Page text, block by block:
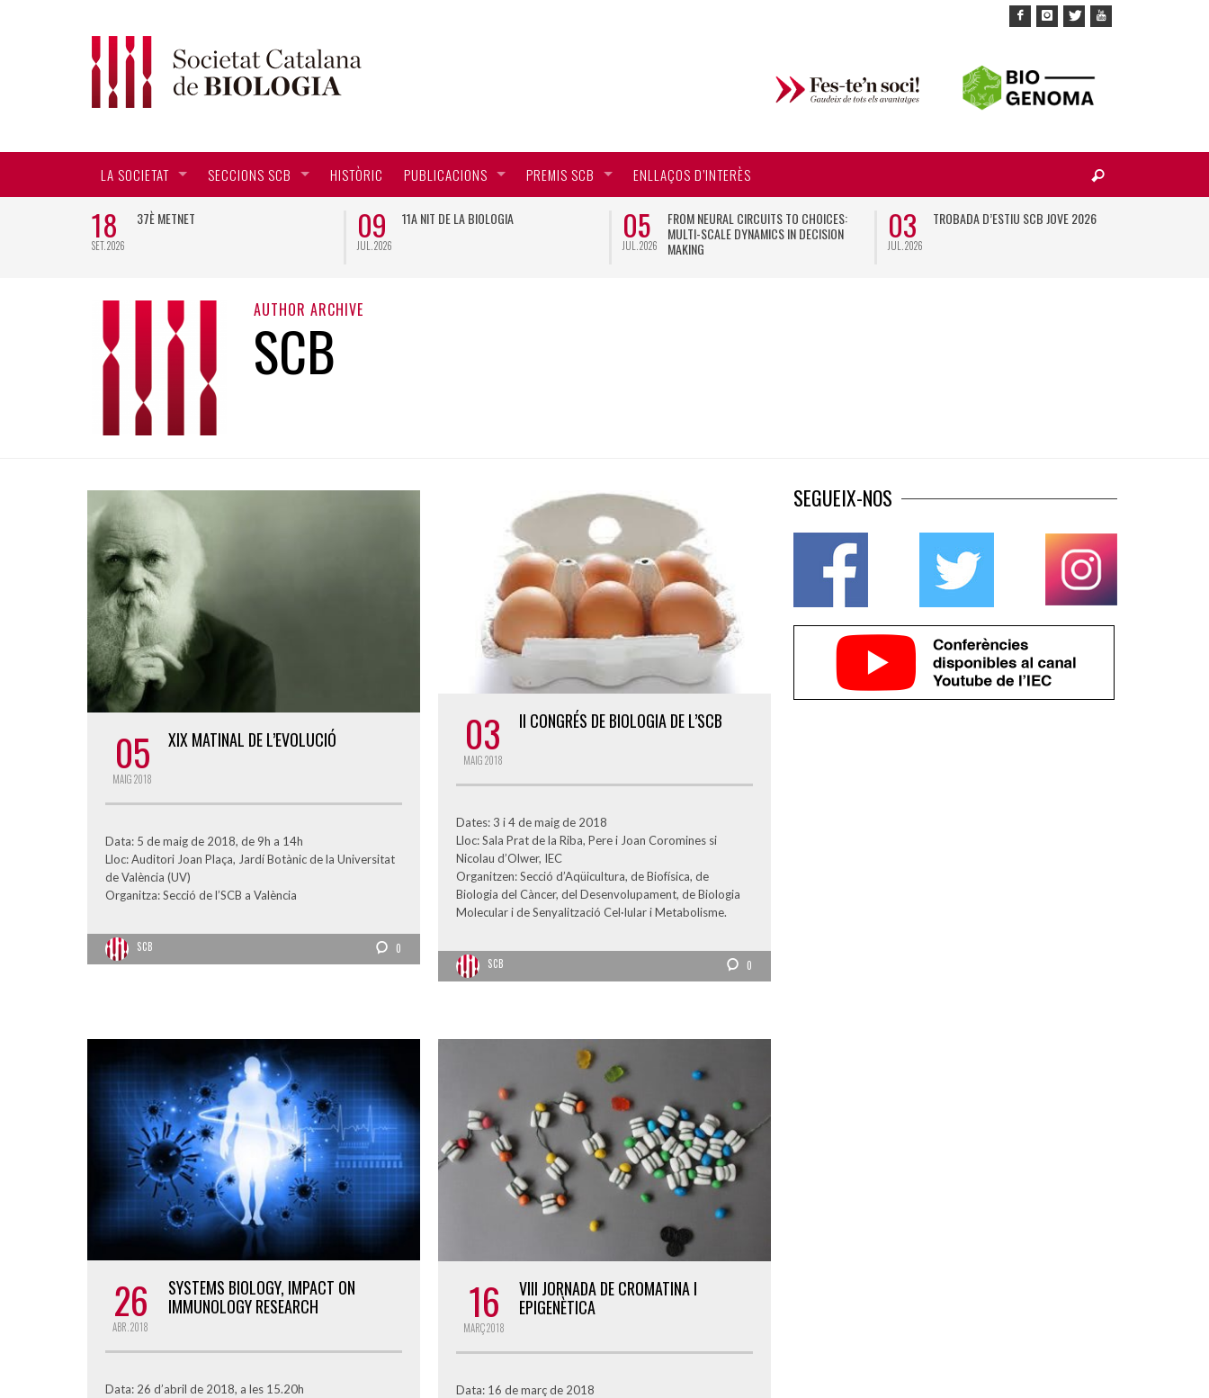
LA SOCIETAT SECCIONS SCB HISTÒRIC PUBLICACIONS PREMIS SCB ENLLAÇOS D’INTERÈS
18
SET. 2026
37È METNET 09
JUL. 2026
11A NIT DE LA BIOLOGIA 05
JUL. 2026
FROM NEURAL CIRCUITS TO CHOICES:
MULTI-SCALE DYNAMICS IN DECISION
MAKING
03
JUL. 2026
TROBADA D’ESTIU SCB JOVE 2026
AUTHOR ARCHIVE
SCB
05
MAIG2018
XIX MATINAL DE L’EVOLUCIÓ
Data: 5 de maig de 2018, de 9h a 14h
Lloc: Auditori Joan Plaça, Jardí Botànic de la Universitat
de València (UV)
Organitza: Secció de l’SCB a València
SCB 0
03
MAIG2018
II CONGRÉS DE BIOLOGIA DE L’SCB
Dates: 3 i 4 de maig de 2018
Lloc: Sala Prat de la Riba, Pere i Joan Coromines si
Nicolau d’Olwer, IEC
Organitzen: Secció d’Aqüicultura, de Biofísica, de
Biologia del Càncer, del Desenvolupament, de Biologia
Molecular i de Senyalització Cel·lular i Metabolisme.
SCB 0
26
ABR. 2018
SYSTEMS BIOLOGY, IMPACT ON
IMMUNOLOGY RESEARCH
Data: 26 d’abril de 2018, a les 15.20h
16
MARÇ2018
VIII JORNADA DE CROMATINA I
EPIGENÈTICA
Data: 16 de març de 2018
SEGUEIX-NOS